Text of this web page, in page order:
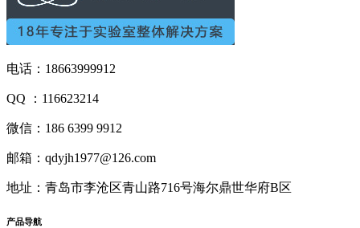
电话：18663999912
QQ ：116623214
微信：186 6399 9912
邮箱：qdyjh1977@126.com
地址：青岛市李沧区青山路716号海尔鼎世华府B区
产品导航